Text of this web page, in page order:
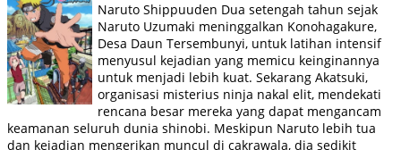
Naruto Shippuuden Dua setengah tahun sejak
Naruto Uzumaki meninggalkan Konohagakure,
Desa Daun Tersembunyi, untuk latihan intensif
menyusul kejadian yang memicu keinginannya
untuk menjadi lebih kuat. Sekarang Akatsuki,
organisasi misterius ninja nakal elit, mendekati
rencana besar mereka yang dapat mengancam
keamanan seluruh dunia shinobi. Meskipun Naruto lebih tua
dan kejadian mengerikan muncul di cakrawala, dia sedikit